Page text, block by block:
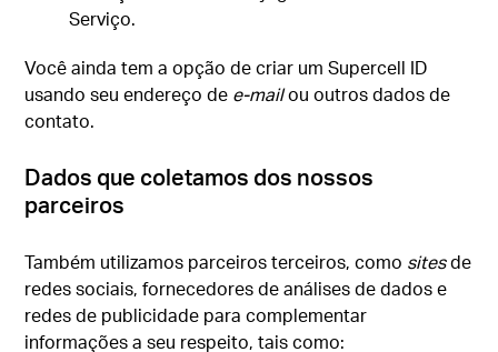
Serviço.
Você ainda tem a opção de criar um Supercell ID
usando seu endereço de e-mailou outros dados de
contato.
Dados que coletamos dos nossos
parceiros
Também utilizamos parceiros terceiros, como sitesde
redes sociais, fornecedores de análises de dados e
redes de publicidade para complementar
informações a seu respeito, tais como: